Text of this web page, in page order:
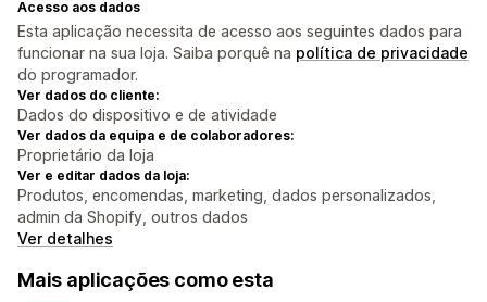
Acesso aos dados
Esta aplicação necessita de acesso aos seguintes dados para
funcionar na sua loja. Saiba porquê na política de privacidade
do programador.
Ver dados do cliente:
Dados do dispositivo e de atividade
Ver dados da equipa e de colaboradores:
Proprietário da loja
Ver e editar dados da loja:
Produtos, encomendas, marketing, dados personalizados,
admin da Shopify, outros dados
Ver detalhes
Mais aplicações como esta